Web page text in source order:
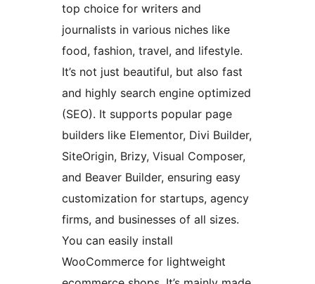
top choice for writers and
journalists in various niches like
food, fashion, travel, and lifestyle.
It’s not just beautiful, but also fast
and highly search engine optimized
(SEO). It supports popular page
builders like Elementor, Divi Builder,
SiteOrigin, Brizy, Visual Composer,
and Beaver Builder, ensuring easy
customization for startups, agency
firms, and businesses of all sizes.
You can easily install
WooCommerce for lightweight